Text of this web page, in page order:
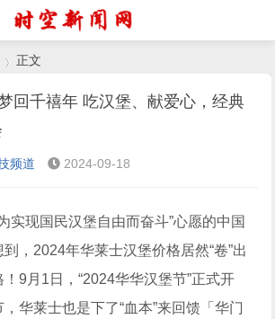
正文
回千禧年 吃汉堡、献爱心，经典
频道 2024-09-18
实现国民汉堡自由而奋斗”心愿的中国
，2024年华莱士汉堡价格居然“卷”出
9月1日，“2024华华汉堡节”正式开
华莱士也是下了“血本”来回馈「华门